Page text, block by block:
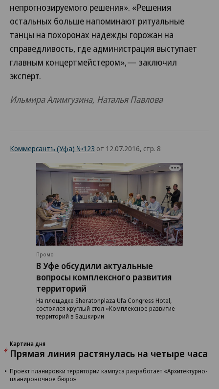
непрогнозируемого решения». «Решения
остальных больше напоминают ритуальные
танцы на похоронах надежды горожан на
справедливость, где администрация выступает
главным концертмейстером»,— заключил
эксперт.
Ильмира Алимгузина, Наталья Павлова
Коммерсантъ (Уфа) №123 от 12.07.2016, стр. 8
Промо
В Уфе обсудили актуальные
вопросы комплексного развития
территорий
На площадке Sheratonplaza Ufa Congress Hotel,
состоялся круглый стол «Комплексное развитие
территорий в Башкирии
Картина дня
Прямая линия растянулась на четыре часа
Проект планировки территории кампуса разработает «Архитектурно-
планировочное бюро»